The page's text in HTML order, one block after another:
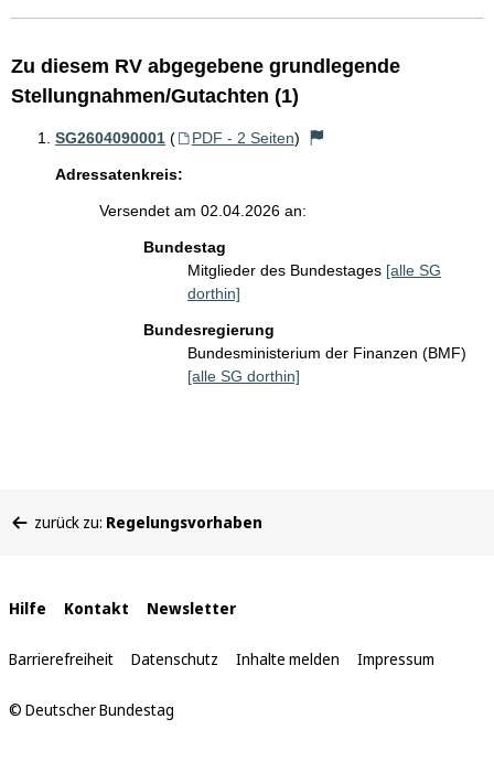
Zu diesem RV abgegebene grundlegende
Stellungnahmen/Gutachten (1)
SG2604090001 ( PDF - 2 Seiten)
Adressatenkreis:
Versendet am 02.04.2026 an:
Bundestag
Mitglieder des Bundestages [alle SG
dorthin]
Bundesregierung
Bundesministerium der Finanzen (BMF)
[alle SG dorthin]
befinden
zurück zu: Regelungsvorhaben
Interne
Links
Hilfe Kontakt Newsletter
Barrierefreiheit Datenschutz Inhalte melden Impressum
© Deutscher Bundestag